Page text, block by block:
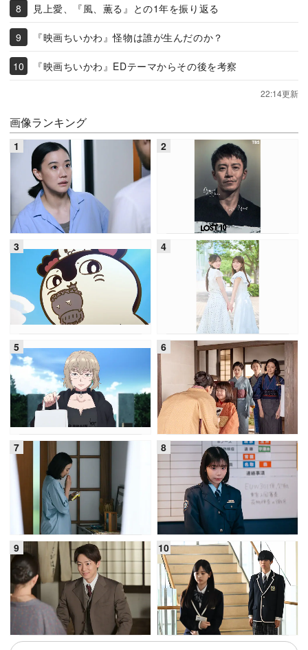
見上愛、『風、薫る』との1年を振り返る
『映画ちいかわ』怪物は誰が生んだのか？
『映画ちいかわ』EDテーマからその後を考察
22:14更新
画像ランキング